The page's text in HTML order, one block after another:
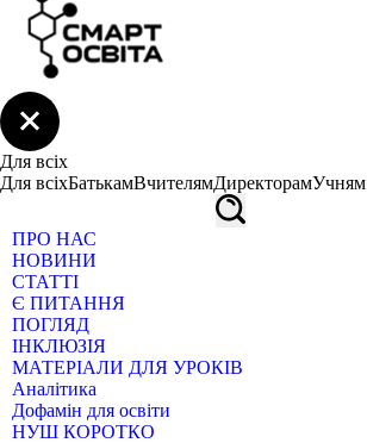
Для всіх
Для всіхБатькамВчителямДиректорамУчням
ПРО НАС
НОВИНИ
СТАТТІ
Є ПИТАННЯ
ПОГЛЯД
ІНКЛЮЗІЯ
МАТЕРІАЛИ ДЛЯ УРОКІВ
Аналітика
Дофамін для освіти
НУШ КОРОТКО